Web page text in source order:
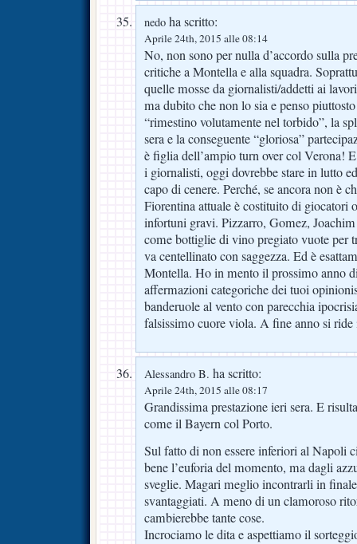
nedo ha scritto:
Aprile 24th, 2015 alle 08:14
No, non sono per nulla d’accordo sulla
critiche a Montella e alla squadra.
quelle mosse da giornalisti/addetti ai
ma dubito che non lo sia e penso
“rimestino volutamente nel torbido”, la
sera e la conseguente “gloriosa”
è figlia dell’ampio turn over col Verona!
i giornalisti, oggi dovrebbe stare in lutto
capo di cenere. Perché, se ancora non è
Fiorentina attuale è costituito di giocatori
infortuni gravi. Pizzarro, Gomez,
come bottiglie di vino pregiato vuote per
va centellinato con saggezza. Ed è
Montella. Ho in mento il prossimo anno
affermazioni categoriche dei tuoi
banderuole al vento con parecchia
falsissimo cuore viola. A fine anno si ride
Alessandro B. ha scritto:
Aprile 24th, 2015 alle 08:17
Grandissima prestazione ieri sera. E
come il Bayern col Porto.
Sul fatto di non essere inferiori al Napoli
bene l’euforia del momento, ma dagli
sveglie. Magari meglio incontrarli in
svantaggiati. A meno di un clamoroso
cambierebbe tante cose.
Incrociamo le dita e aspettiamo il